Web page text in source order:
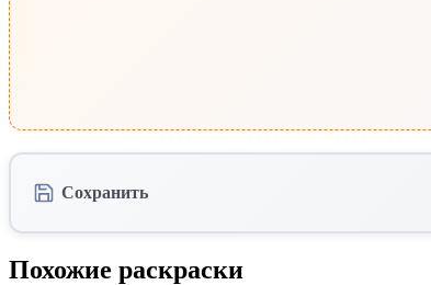
Сохранить
Похожие раскраски